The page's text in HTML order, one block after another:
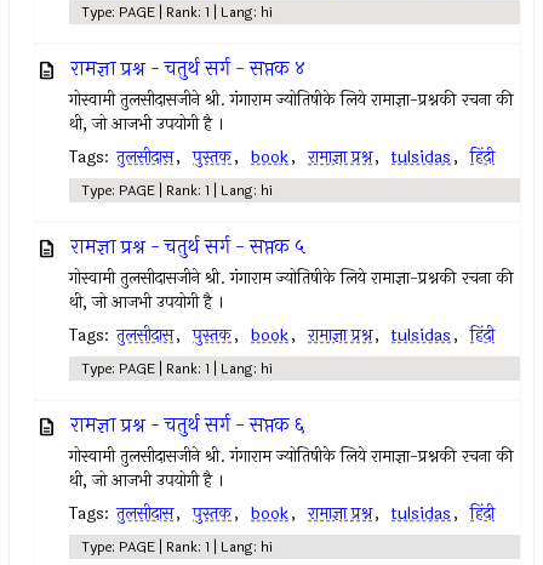
Type: PAGE | Rank: 1 | Lang: hi
रामज्ञा प्रश्न - चतुर्थ सर्ग - सप्तक ४
गोस्वामी तुलसीदासजीने श्री. गंगाराम ज्योतिषीके लिये रामाज्ञा-प्रश्नकी रचना की
थी, जो आजभी उपयोगी है ।
Tags: तुलसीदास, पुस्तक, book, रामाज्ञा प्रश्न, tulsidas, हिंदी
Type: PAGE | Rank: 1 | Lang: hi
रामज्ञा प्रश्न - चतुर्थ सर्ग - सप्तक ५
गोस्वामी तुलसीदासजीने श्री. गंगाराम ज्योतिषीके लिये रामाज्ञा-प्रश्नकी रचना की
थी, जो आजभी उपयोगी है ।
Tags: तुलसीदास, पुस्तक, book, रामाज्ञा प्रश्न, tulsidas, हिंदी
Type: PAGE | Rank: 1 | Lang: hi
रामज्ञा प्रश्न - चतुर्थ सर्ग - सप्तक ६
गोस्वामी तुलसीदासजीने श्री. गंगाराम ज्योतिषीके लिये रामाज्ञा-प्रश्नकी रचना की
थी, जो आजभी उपयोगी है ।
Tags: तुलसीदास, पुस्तक, book, रामाज्ञा प्रश्न, tulsidas, हिंदी
Type: PAGE | Rank: 1 | Lang: hi